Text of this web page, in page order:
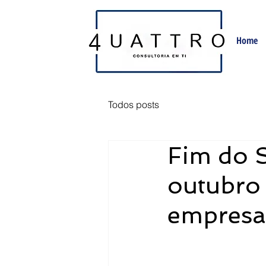
Home
Todos posts
Fim do
outubro